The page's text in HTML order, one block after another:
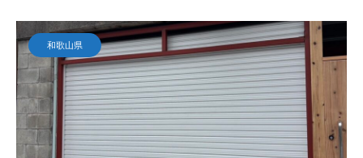
和歌山県